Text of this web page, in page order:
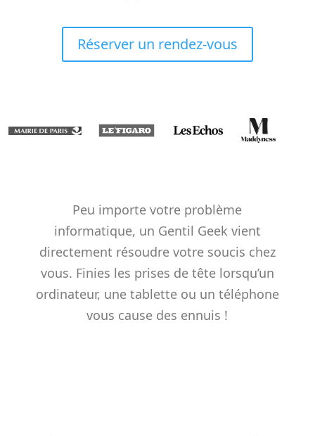
Réserver un rendez-vous
Peu importe votre problème
informatique, un Gentil Geek vient
directement résoudre votre soucis chez
vous. Finies les prises de tête lorsqu’un
ordinateur, une tablette ou un téléphone
vous cause des ennuis !